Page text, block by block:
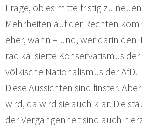
Frage, ob es mittelfristig zu
Mehrheiten auf der Rechten
eher, wann – und, wer darin den
radikalisierte Konservatismus
völkische Nationalismus der AfD.
Diese Aussichten sind finster.
wird, da wird sie auch klar. Die
der Vergangenheit sind auch